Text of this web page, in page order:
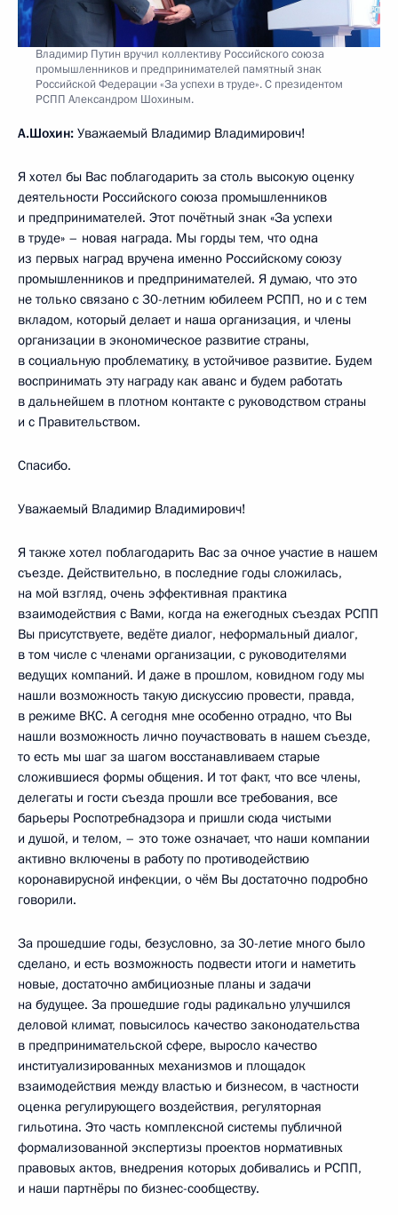
Владимир Путин вручил коллективу Российского союза
промышленников и предпринимателей памятный знак
Российской Федерации «За успехи в труде». С президентом
РСПП Александром Шохиным.
А.Шохин: Уважаемый Владимир Владимирович!
Я хотел бы Вас поблагодарить за столь высокую оценку
деятельности Российского союза промышленников
и предпринимателей. Этот почётный знак «За успехи
в труде» – новая награда. Мы горды тем, что одна
из первых наград вручена именно Российскому союзу
промышленников и предпринимателей. Я думаю, что это
не только связано с 30-летним юбилеем РСПП, но и с тем
вкладом, который делает и наша организация, и члены
организации в экономическое развитие страны,
в социальную проблематику, в устойчивое развитие. Будем
воспринимать эту награду как аванс и будем работать
в дальнейшем в плотном контакте с руководством страны
и с Правительством.
Спасибо.
Уважаемый Владимир Владимирович!
Я также хотел поблагодарить Вас за очное участие в нашем
съезде. Действительно, в последние годы сложилась,
на мой взгляд, очень эффективная практика
взаимодействия с Вами, когда на ежегодных съездах РСПП
Вы присутствуете, ведёте диалог, неформальный диалог,
в том числе с членами организации, с руководителями
ведущих компаний. И даже в прошлом, ковидном году мы
нашли возможность такую дискуссию провести, правда,
в режиме ВКС. А сегодня мне особенно отрадно, что Вы
нашли возможность лично поучаствовать в нашем съезде,
то есть мы шаг за шагом восстанавливаем старые
сложившиеся формы общения. И тот факт, что все члены,
делегаты и гости съезда прошли все требования, все
барьеры Роспотребнадзора и пришли сюда чистыми
и душой, и телом, – это тоже означает, что наши компании
активно включены в работу по противодействию
коронавирусной инфекции, о чём Вы достаточно подробно
говорили.
За прошедшие годы, безусловно, за 30-летие много было
сделано, и есть возможность подвести итоги и наметить
новые, достаточно амбициозные планы и задачи
на будущее. За прошедшие годы радикально улучшился
деловой климат, повысилось качество законодательства
в предпринимательской сфере, выросло качество
институализированных механизмов и площадок
взаимодействия между властью и бизнесом, в частности
оценка регулирующего воздействия, регуляторная
гильотина. Это часть комплексной системы публичной
формализованной экспертизы проектов нормативных
правовых актов, внедрения которых добивались и РСПП,
и наши партнёры по бизнес-сообществу.